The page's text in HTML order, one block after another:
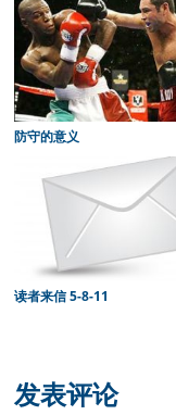
防守的意义
读者来信 5-8-11
Interactions
发表评论